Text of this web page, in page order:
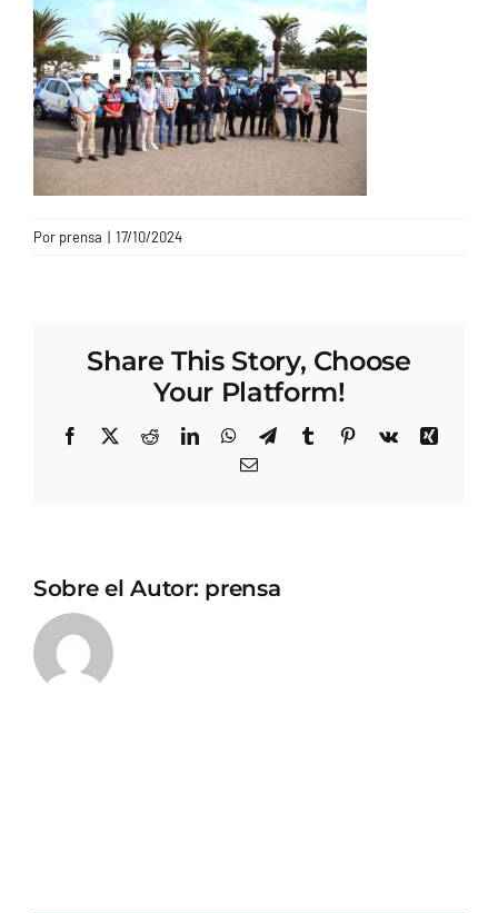
CONTACTO
Por prensa | 17/10/2024
Share This Story, Choose
Your Platform!
Facebook
X RedditLinkedInWhatsApp
TelegramTumblrPinterest
Vk
Xing
Correo
Sobre el Autor: prensa